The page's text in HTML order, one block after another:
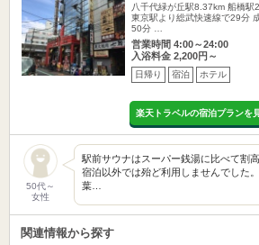
八千代緑が丘駅8.37km 船橋駅
東京駅より総武快速線で29分
50分 …
営業時間 4:00～24:00
入浴料金 2,200円～
日帰り 宿泊 ホテル
楽天トラベルの宿泊プランを
50代～
女性
駅前サウナはスーパー銭湯に比べて割
宿泊以外では殆ど利用しませんでした
葉…
関連情報から探す